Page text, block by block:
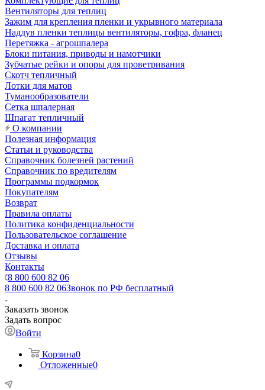
Вентиляторы для теплиц
Зажим для крепления пленки и укрывного материала
Наддув пленки теплицы вентиляторы, гофра, фланец
Перетяжка - агрошпалера
Блоки питания, приводы и намотчики
Зубчатые рейки и опоры для проветривания
Скотч тепличный
Лотки для матов
Туманообразователи
Сетка шпалерная
Шпагат тепличный
О компании
Полезная информация
Статьи и руководства
Справочник болезней растений
Справочник по вредителям
Программы подкормок
Покупателям
Возврат
Правила оплаты
Политика конфиденциальности
Пользовательское соглашение
Доставка и оплата
Отзывы
Контакты
8 800 600 82 06
8 800 600 82 06Звонок по РФ бесплатный
Заказать звонок
Задать вопрос
Войти
Корзина0
Отложенные0